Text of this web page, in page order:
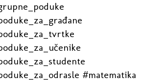
#matematika